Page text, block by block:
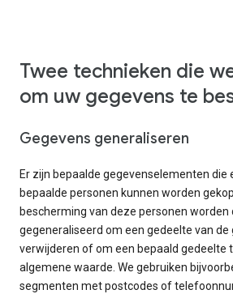
Twee technieken die
om uw gegevens te
Gegevens generaliseren
Er zijn bepaalde gegevenselementen die
bepaalde personen kunnen worden
bescherming van deze personen worden
gegeneraliseerd om een gedeelte van de
verwijderen of om een bepaald gedeelte
algemene waarde. We gebruiken
segmenten met postcodes of